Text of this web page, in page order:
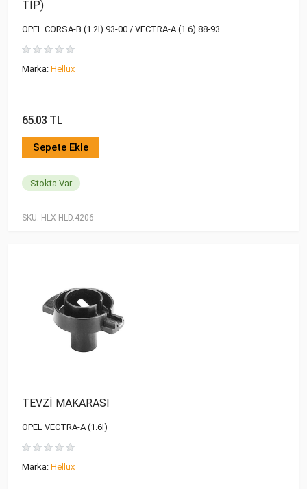
SKU: HLX-HLD.4206
TİP)
OPEL CORSA-B (1.2I) 93-00 / VECTRA-A (1.6) 88-93
Marka: Hellux
65.03 TL
Sepete Ekle
Stokta Var
TEVZİ MAKARASI
OPEL VECTRA-A (1.6I)
Marka: Hellux